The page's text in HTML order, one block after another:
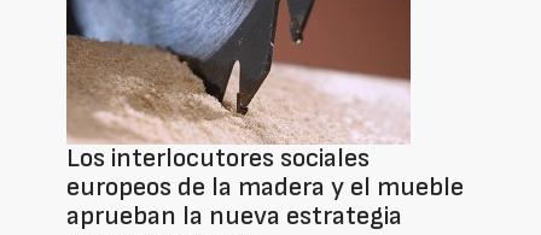
Los interlocutores sociales
europeos de la madera y el mueble
aprueban la nueva estrategia